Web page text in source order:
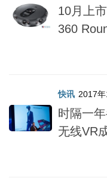
10月上
360
快讯 2017
时隔一
无线VR